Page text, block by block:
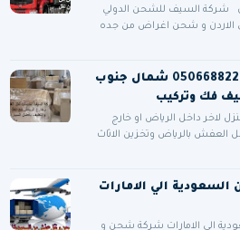
شركة السيف للشحن الدولي
و شحن اغراض من جده
شركة نقل عفش بالرياض 0506688227 شمال جنوب
فك وتركيب
لاخر داخل الرياض او خارج
بالرياض وتخزين الاثاث
الي الامارات
الي الامارات شركة شحن و